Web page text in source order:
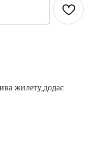
жилету,додає